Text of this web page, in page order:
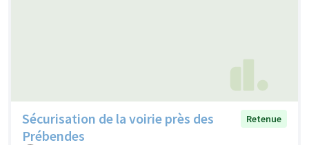
Sécurisation de la voirie près des
Prébendes
Retenue